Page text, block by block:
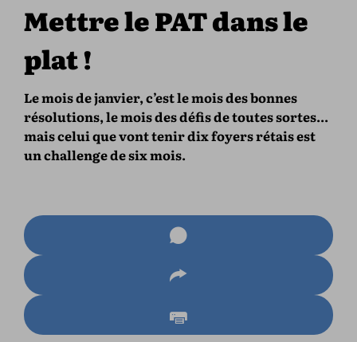
Mettre le PAT dans le
plat !
Le mois de janvier, c’est le mois des bonnes
résolutions, le mois des défis de toutes sortes...
mais celui que vont tenir dix foyers rétais est
un challenge de six mois.